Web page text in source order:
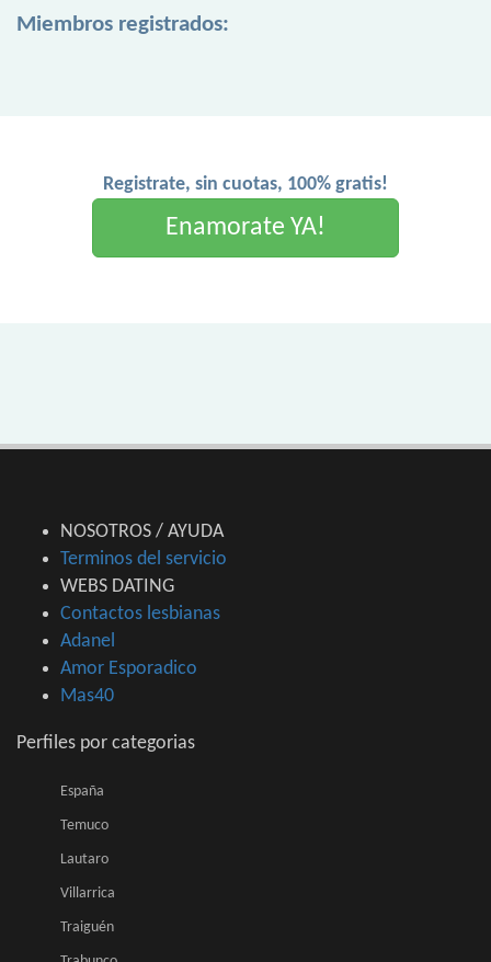
Miembros registrados:
Registrate, sin cuotas, 100% gratis!
Enamorate YA!
NOSOTROS / AYUDA
Terminos del servicio
WEBS DATING
Contactos lesbianas
Adanel
Amor Esporadico
Mas40
Perfiles por categorias
España
Temuco
Lautaro
Villarrica
Traiguén